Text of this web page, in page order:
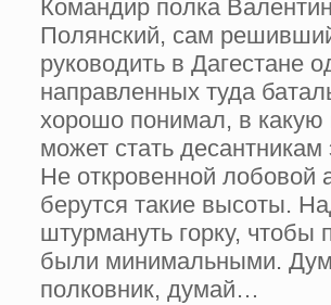
Командир полка Валентин
Полянский, сам
руководить в Дагестане
направленных туда
хорошо понимал, в какую
может стать десантникам
Не откровенной лобовой
берутся такие высоты.
штурмануть горку, чтобы
были минимальными.
полковник, думай…